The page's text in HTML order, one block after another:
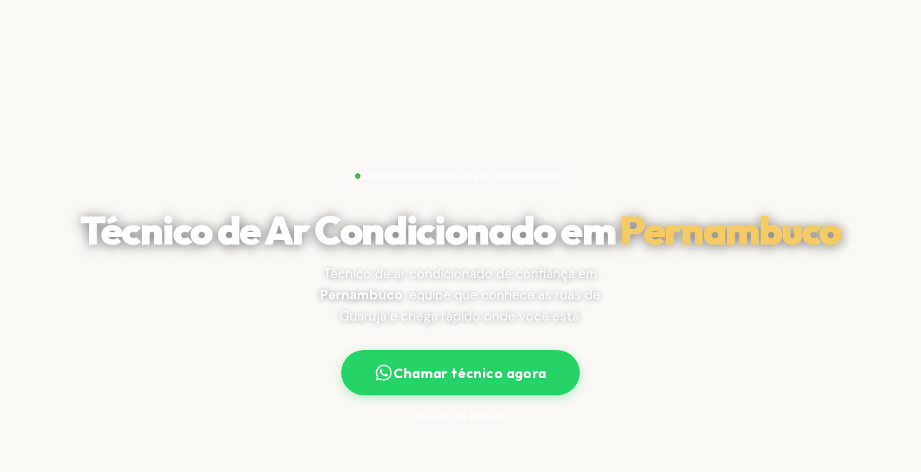
Atendimento Disponível: Pernambuco
Técnico de Ar Condicionado emPernambuco
Técnico de ar condicionado de confiança em
Pernambuco: equipe que conhece as ruas de
Guarujá e chega rápido onde você está.
Chamar técnico agora